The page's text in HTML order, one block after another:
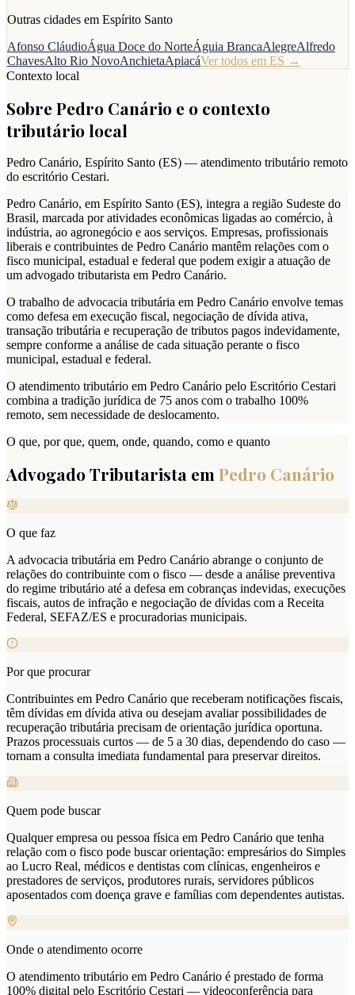
Outras cidades em Espírito Santo
Afonso CláudioÁgua Doce do NorteÁguia BrancaAlegreAlfredo
ChavesAlto Rio NovoAnchietaApiacáVer todos em ES →
Contexto local
Sobre Pedro Canário e o contexto
tributário local
Pedro Canário, Espírito Santo (ES) — atendimento tributário remoto
do escritório Cestari.
Pedro Canário, em Espírito Santo (ES), integra a região Sudeste do
Brasil, marcada por atividades econômicas ligadas ao comércio, à
indústria, ao agronegócio e aos serviços. Empresas, profissionais
liberais e contribuintes de Pedro Canário mantêm relações com o
fisco municipal, estadual e federal que podem exigir a atuação de
um advogado tributarista em Pedro Canário.
O trabalho de advocacia tributária em Pedro Canário envolve temas
como defesa em execução fiscal, negociação de dívida ativa,
transação tributária e recuperação de tributos pagos indevidamente,
sempre conforme a análise de cada situação perante o fisco
municipal, estadual e federal.
O atendimento tributário em Pedro Canário pelo Escritório Cestari
combina a tradição jurídica de 75 anos com o trabalho 100%
remoto, sem necessidade de deslocamento.
O que, por que, quem, onde, quando, como e quanto
Advogado Tributarista em Pedro Canário
O que faz
A advocacia tributária em Pedro Canário abrange o conjunto de
relações do contribuinte com o fisco — desde a análise preventiva
do regime tributário até a defesa em cobranças indevidas, execuções
fiscais, autos de infração e negociação de dívidas com a Receita
Federal, SEFAZ/ES e procuradorias municipais.
Por que procurar
Contribuintes em Pedro Canário que receberam notificações fiscais,
têm dívidas em dívida ativa ou desejam avaliar possibilidades de
recuperação tributária precisam de orientação jurídica oportuna.
Prazos processuais curtos — de 5 a 30 dias, dependendo do caso —
tornam a consulta imediata fundamental para preservar direitos.
Quem pode buscar
Qualquer empresa ou pessoa física em Pedro Canário que tenha
relação com o fisco pode buscar orientação: empresários do Simples
ao Lucro Real, médicos e dentistas com clínicas, engenheiros e
prestadores de serviços, produtores rurais, servidores públicos
aposentados com doença grave e famílias com dependentes autistas.
Onde o atendimento ocorre
O atendimento tributário em Pedro Canário é prestado de forma
100% digital pelo Escritório Cestari — videoconferência para